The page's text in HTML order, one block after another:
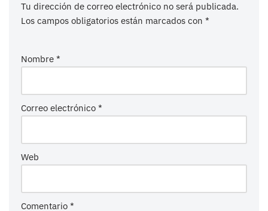
Tu dirección de correo electrónico no será publicada.
Los campos obligatorios están marcados con *
Nombre *
Correo electrónico *
Web
Comentario *